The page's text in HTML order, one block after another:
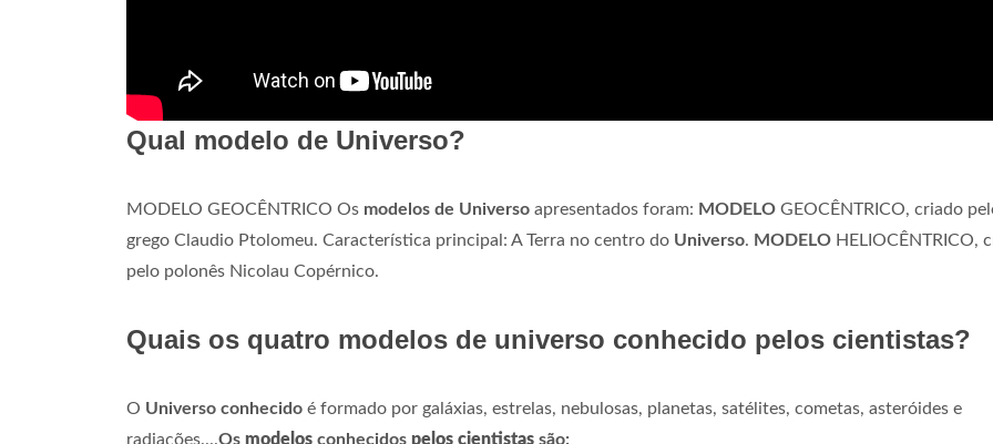
Qual modelo de Universo?
MODELO GEOCÊNTRICO Os modelos de Universo apresentados foram: MODELO GEOCÊNTRICO, criado
grego Claudio Ptolomeu. Característica principal: A Terra no centro do Universo. MODELO HELIOCÊNTRICO,
pelo polonês Nicolau Copérnico.
Quais os quatro modelos de universo conhecido pelos cientistas?
O Universo conhecido é formado por galáxias, estrelas, nebulosas, planetas, satélites, cometas, asteróides e
radiações....Os modelos conhecidos pelos cientistas são: